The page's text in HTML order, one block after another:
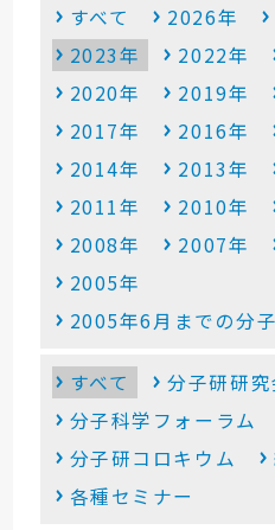
すべて 2026年
2023年
2022年
2020年
2019年
2017年
2016年
2014年
2013年
2011年
2010年
2008年
2007年
2005年
2005年6月までの分
すべて
分子研研究
分子科学フォーラム
分子研コロキウム
各種セミナー